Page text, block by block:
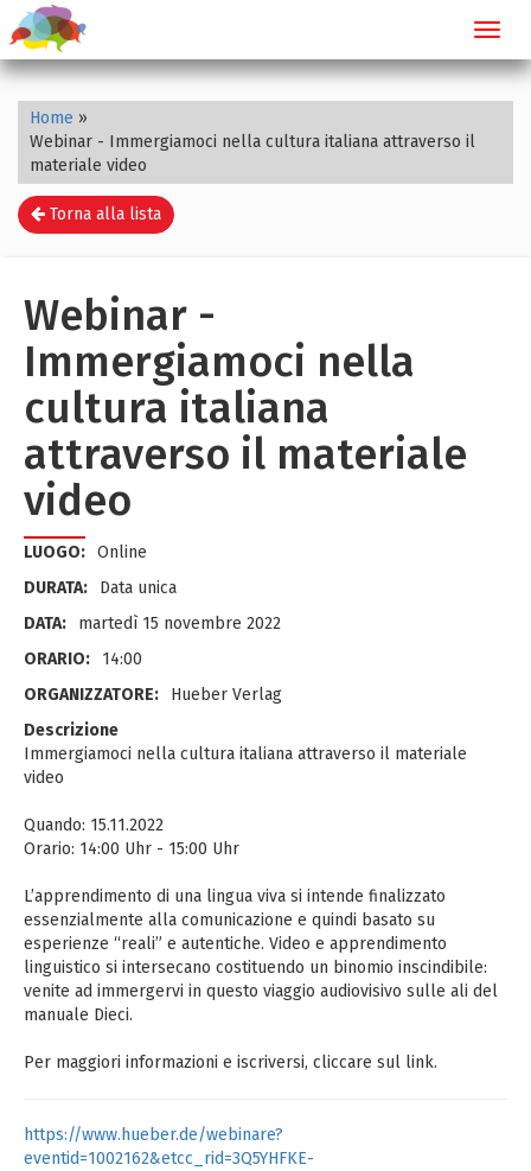
Home »
Webinar - Immergiamoci nella cultura italiana attraverso il
materiale video
Torna alla lista
Webinar -
Immergiamoci nella
cultura italiana
attraverso il materiale
video
LUOGO: Online
DURATA:
Data unica
DATA:
martedì 15 novembre 2022
ORARIO:
14:00
ORGANIZZATORE:
Hueber Verlag
Descrizione
Immergiamoci nella cultura italiana attraverso il materiale
video
Quando: 15.11.2022
Orario: 14:00 Uhr - 15:00 Uhr
L’apprendimento di una lingua viva si intende finalizzato
essenzialmente alla comunicazione e quindi basato su
esperienze “reali” e autentiche. Video e apprendimento
linguistico si intersecano costituendo un binomio inscindibile:
venite ad immergervi in questo viaggio audiovisivo sulle ali del
manuale Dieci.
Per maggiori informazioni e iscriversi, cliccare sul link.
https://www.hueber.de/webinare?
eventid=1002162&etcc_rid=3Q5YHFKE-